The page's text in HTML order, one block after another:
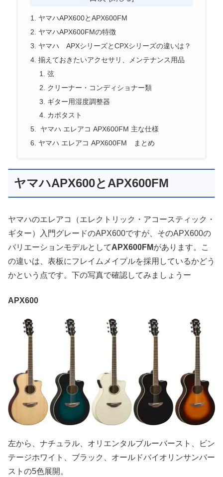
ヤマハAPX600とAPX600FM
ヤマハAPX600FMの特徴
ヤマハ APXシリーズとCPXシリーズの違いは？
揃えておきたいアクセサリ、メンテナンス用品
弦
クリーナー・コンディショナー類
ギター用湿度調整器
カポタスト
ヤマハ エレアコ APX600FM 主な仕様
ヤマハ エレアコ APX600FM まとめ
ヤマハAPX600とAPX600FM
ヤマハのエレアコ（エレクトリック・アコースティック・
ギター）入門グレードのAPX600ですが、そのAPX600の
バリエーションモデルとしてAPX600FMがあります。こ
の違いは、表板にフレイムメイプルを採用しているかどう
かという点です。下の写真で確認してみましょうー
APX600
左から、ナチュラル、オリエンタルブルーバースト、ビン
テージホワイト、ブラック、オールドバイオリンサンバー
ストの5色展開。